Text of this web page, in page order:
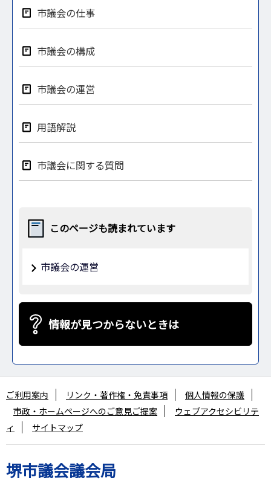
市議会の仕事
市議会の構成
市議会の運営
用語解説
市議会に関する質問
このページも読まれています
市議会の運営
情報が見つからないときは
堺市議会議会局
ご利用案内 リンク・著作権・免責事項
個人情報の保護
市政・ホームページへのご意見ご提案
ウェブアクセシビリテ
ィ
サイトマップ